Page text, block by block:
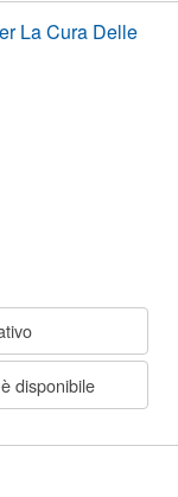
La Cura Delle
disponibile